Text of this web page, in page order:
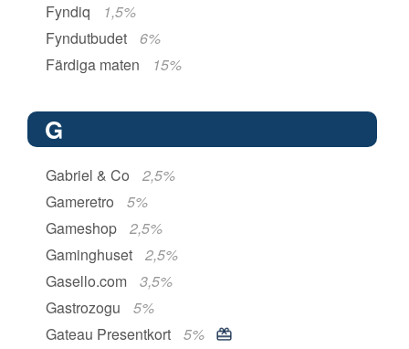
Fyndiq
1,5%
Fyndutbudet
6%
Färdiga maten
15%
G
Gabriel & Co
2,5%
Gameretro
5%
Gameshop
2,5%
Gaminghuset
2,5%
Gasello.com
3,5%
Gastrozogu
5%
Gateau Presentkort
5%